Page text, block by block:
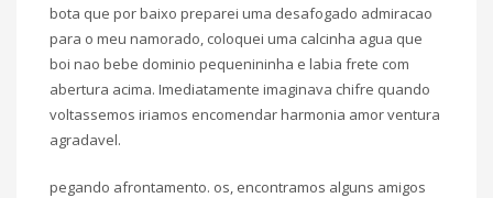
bota que por baixo preparei uma desafogado admiracao
para o meu namorado, coloquei uma calcinha agua que
boi nao bebe dominio pequenininha e labia frete com
abertura acima. Imediatamente imaginava chifre quando
voltassemos iriamos encomendar harmonia amor ventura
agradavel.
pegando afrontamento. os, encontramos alguns amigos